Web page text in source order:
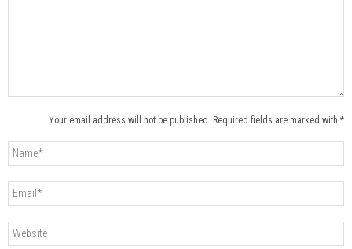
Your email address will not be published. Required fields are marked with *